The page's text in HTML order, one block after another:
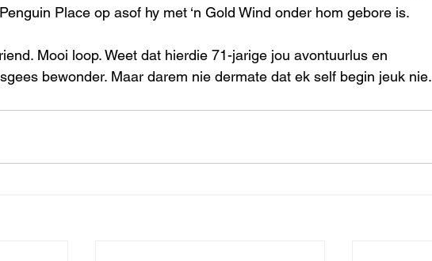
Place op asof hy met ‘n Gold Wind onder hom gebore is.
Mooi loop. Weet dat hierdie 71-jarige jou avontuurlus en
bewonder. Maar darem nie dermate dat ek self begin jeuk nie.